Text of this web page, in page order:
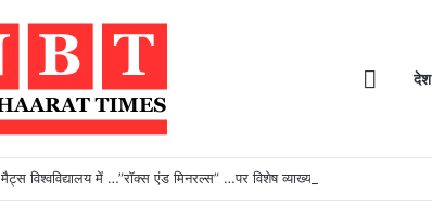
Homeदेश
मैट्स विश्वविद्यालय में …”रॉक्स एंड मिनरल्स” …पर विशेष व्याख्यान आयोजित…